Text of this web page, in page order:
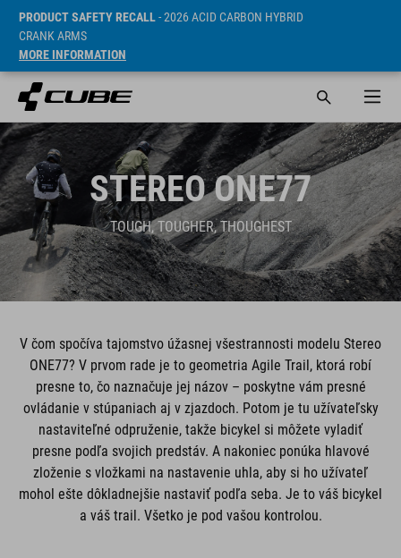
PRODUCT SAFETY RECALL- 2026 ACID CARBON HYBRID
CRANK ARMS
MORE INFORMATION
STEREO ONE77
TOUGH, TOUGHER, THOUGHEST
V čom spočíva tajomstvo úžasnej všestrannosti modelu Stereo
ONE77? V prvom rade je to geometria Agile Trail, ktorá robí
presne to, čo naznačuje jej názov – poskytne vám presné
ovládanie v stúpaniach aj v zjazdoch. Potom je tu užívateľsky
nastaviteľné odpruženie, takže bicykel si môžete vyladiť
presne podľa svojich predstáv. A nakoniec ponúka hlavové
zloženie s vložkami na nastavenie uhla, aby si ho užívateľ
mohol ešte dôkladnejšie nastaviť podľa seba. Je to váš bicykel
a váš trail. Všetko je pod vašou kontrolou.